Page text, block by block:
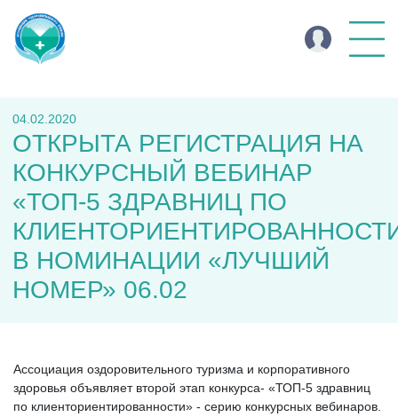
04.02.2020
ОТКРЫТА РЕГИСТРАЦИЯ НА
КОНКУРСНЫЙ ВЕБИНАР
«ТОП-5 ЗДРАВНИЦ ПО
В НОМИНАЦИИ «ЛУЧШИЙ
НОМЕР» 06.02
Ассоциация оздоровительного туризма и корпоративного
здоровья объявляет второй этап конкурса- «ТОП-5 здравниц
по клиенториентированности» - серию конкурсных вебинаров.